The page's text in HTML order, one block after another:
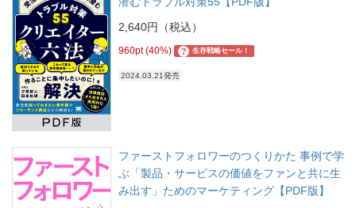
2,640円（税込）
960pt (40%) ? 生存戦略セール！
2024.03.21発売
ファーストフォロワーのつくりかた 事例で学
ぶ「製品・サービスの価値をファンと共に生
み出す」ためのマーケティング【PDF版】